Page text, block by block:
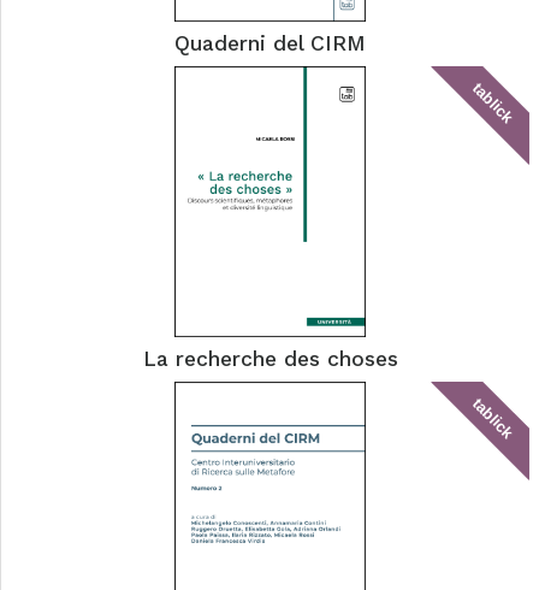
Quaderni del CIRM
tablick
La recherche des choses
tablick